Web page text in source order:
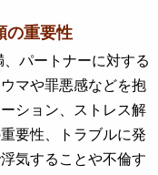
の重要性
パートナーに対する
マや罪悪感などを抱
ション、ストレス解
要性、トラブルに発
気することや不倫す